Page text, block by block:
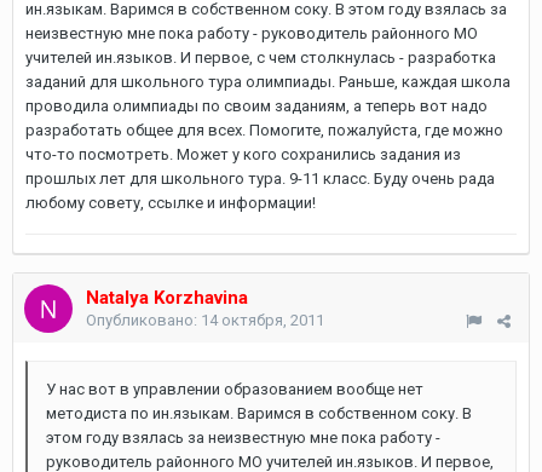
ин.языкам. Варимся в собственном соку. В этом году взялась за
неизвестную мне пока работу - руководитель районного МО
учителей ин.языков. И первое, с чем столкнулась - разработка
заданий для школьного тура олимпиады. Раньше, каждая школа
проводила олимпиады по своим заданиям, а теперь вот надо
разработать общее для всех. Помогите, пожалуйста, где можно
что-то посмотреть. Может у кого сохранились задания из
прошлых лет для школьного тура. 9-11 класс. Буду очень рада
любому совету, ссылке и информации!
Natalya Korzhavina
Опубликовано: 14 октября, 2011
У нас вот в управлении образованием вообще нет
методиста по ин.языкам. Варимся в собственном соку. В
этом году взялась за неизвестную мне пока работу -
руководитель районного МО учителей ин.языков. И первое,